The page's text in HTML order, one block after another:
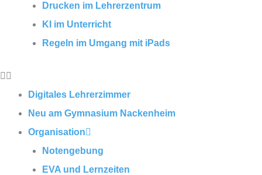
Drucken im Lehrerzentrum
KI im Unterricht
Regeln im Umgang mit iPads
Digitales Lehrerzimmer
Neu am Gymnasium Nackenheim
Organisation
Notengebung
EVA und Lernzeiten